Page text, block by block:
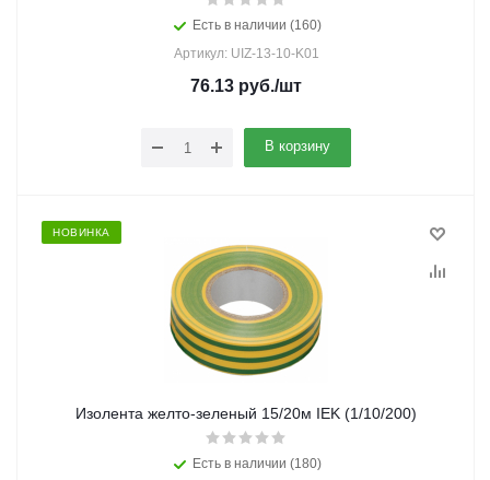
Есть в наличии (160)
Артикул: UIZ-13-10-K01
76.13 руб./шт
В корзину
НОВИНКА
Изолента желто-зеленый 15/20м IEK (1/10/200)
Есть в наличии (180)